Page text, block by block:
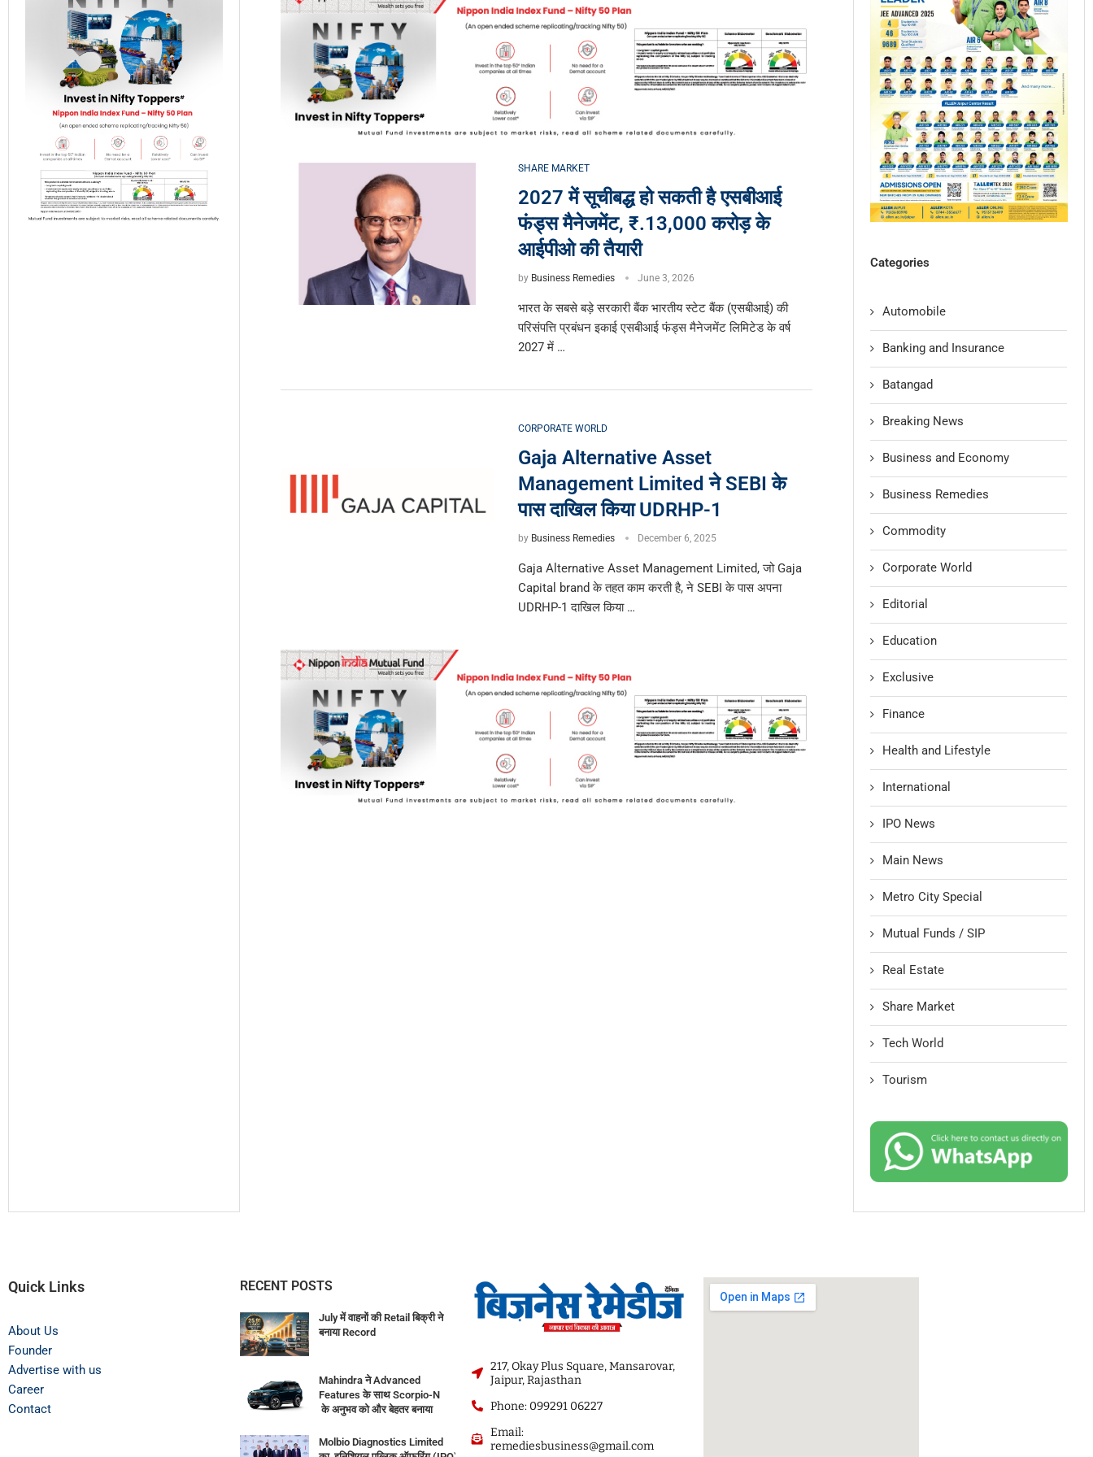
SHARE MARKET
2027 में सूचीबद्ध हो सकती है एसबीआई
फंड्स मैनेजमेंट, ₹.13,000 करोड़ के
आईपीओ की तैयारी
by Business Remedies June 3, 2026
भारत के सबसे बड़े सरकारी बैंक भारतीय स्टेट बैंक (एसबीआई) की
परिसंपत्ति प्रबंधन इकाई एसबीआई फंड्स मैनेजमेंट लिमिटेड के वर्ष
2027 में …
CORPORATE WORLD
Gaja Alternative Asset
Management Limited ने SEBI के
पास दाखिल किया UDRHP-1
by Business Remedies December 6, 2025
Gaja Alternative Asset Management Limited, जो Gaja
Capital brand के तहत काम करती है, ने SEBI के पास अपना
UDRHP-1 दाखिल किया …
Categories
Automobile
Banking and Insurance
Batangad
Breaking News
Business and Economy
Business Remedies
Commodity
Corporate World
Editorial
Education
Exclusive
Finance
Health and Lifestyle
International
IPO News
Main News
Metro City Special
Mutual Funds / SIP
Real Estate
Share Market
Tech World
Tourism
Quick Links
About Us
Founder
Advertise with us
Career
Contact
RECENT POSTS
July में वाहनों की Retail बिक्री ने
बनाया Record
Mahindra ने Advanced
Features के साथ Scorpio-N
के अनुभव को और बेहतर बनाया
Molbio Diagnostics Limited
217, Okay Plus Square, Mansarovar,
Jaipur, Rajasthan
Phone: 099291 06227
Email:
remediesbusiness@gmail.com